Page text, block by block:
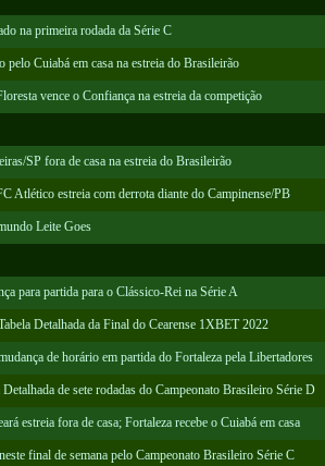
na primeira rodada da Série C
pelo Cuiabá em casa na estreia do Brasileirão
vence o Confiança na estreia da competição
SP fora de casa na estreia do Brasileirão
Atlético estreia com derrota diante do Campinense/PB
Leite Goes
para partida para o Clássico-Rei na Série A
Detalhada da Final do Cearense 1XBET 2022
de horário em partida do Fortaleza pela Libertadores
de sete rodadas do Campeonato Brasileiro Série D
estreia fora de casa; Fortaleza recebe o Cuiabá em casa
final de semana pelo Campeonato Brasileiro Série C